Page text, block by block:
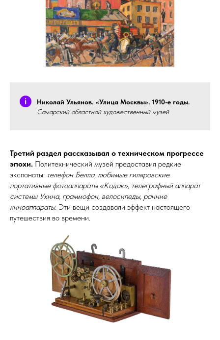
Николай Ульянов. «Улица Москвы». 1910-е годы.
Самарский областной художественный музей
Третий раздел рассказывал о техническом прогрессе
эпохи. Политехнический музей предоставил редкие
экспонаты: телефон Белла, любимые гиляровские
портативные фотоаппараты «Кодак», телеграфный аппарат
системы Ухина, граммофон, велосипеды, ранние
киноаппараты. Эти вещи создавали эффект настоящего
путешествия во времени.